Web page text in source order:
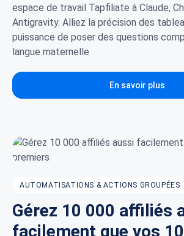
espace de travail Tapfiliate à Claude,
Antigravity. Alliez la précision des
puissance de poser des questions
langue maternelle
En savoir plus
AUTOMATISATIONS & ACTIONS GROUPÉES
Gérez 10 000 affiliés
facilement que vos